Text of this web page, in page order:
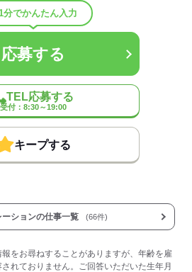
造
応募する
分でかんたん入力
応募する
TEL応募する
受付：8:30～19:00
キープする
ションの仕事一覧 (66件)
をお尋ねすることがありますが、年齢を雇
れておりません。ご回答いただいた生年月